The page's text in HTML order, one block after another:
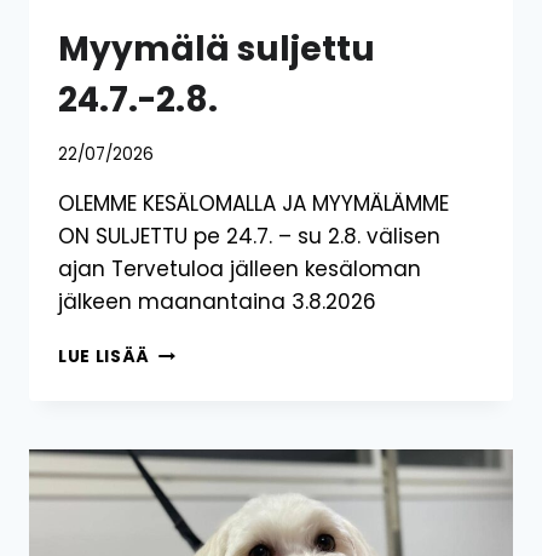
Myymälä suljettu
24.7.-2.8.
22/07/2026
OLEMME KESÄLOMALLA JA MYYMÄLÄMME
ON SULJETTU pe 24.7. – su 2.8. välisen
ajan Tervetuloa jälleen kesäloman
jälkeen maanantaina 3.8.2026
LUE LISÄÄ MYYMÄLÄ